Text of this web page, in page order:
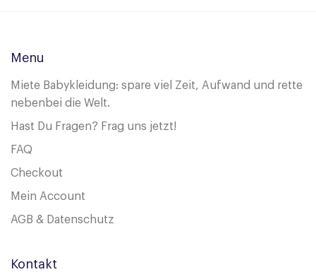
Menu
Miete Babykleidung: spare viel Zeit, Aufwand und rette
nebenbei die Welt.
Hast Du Fragen? Frag uns jetzt!
FAQ
Checkout
Mein Account
AGB & Datenschutz
Kontakt